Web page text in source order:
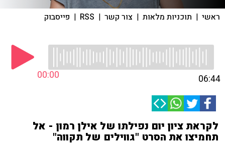
ראשי | תוכניות מלאות | צור קשר |
RSS
| פייסבוק
00:00 06:44
לקראת ציון יום נפילתו של אילן רמון - אל
תחמיצו את הסרט "גווילים של תקווה"